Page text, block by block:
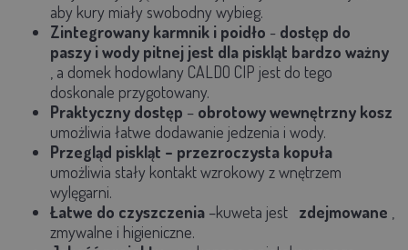
aby kury miały swobodny wybieg.
Zintegrowany karmnik i poidło - dostęp do
paszy i wody pitnej jest dla piskląt bardzo ważny
, a domek hodowlany CALDO CIP jest do tego
doskonale przygotowany.
Praktyczny dostęp – obrotowy wewnętrzny kosz
umożliwia łatwe dodawanie jedzenia i wody.
Przegląd piskląt – przezroczysta kopuła
umożliwia stały kontakt wzrokowy z wnętrzem
wylęgarni.
Łatwe do czyszczenia –kuweta jest zdejmowane
zmywalne i higieniczne.